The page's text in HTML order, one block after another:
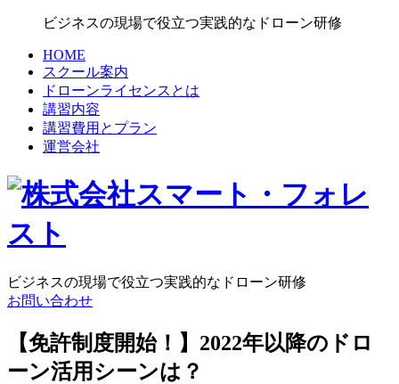
ビジネスの現場で役立つ実践的なドローン研修
HOME
スクール案内
ドローンライセンスとは
講習内容
講習費用とプラン
運営会社
ビジネスの現場で役立つ実践的なドローン研修
お問い合わせ
【免許制度開始！】2022年以降のドロ
ーン活用シーンは？